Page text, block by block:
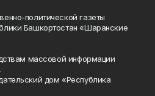
политической газеты
Башкортостан «Шаранские
массовой информации
дом «Республика